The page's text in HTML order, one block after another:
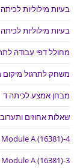
בעיות מילוליות
בעיות מילוליות
מחולל דפי עבודה
משחק לתרגול
מבחן אמצע לכיתה ד
שאלות אחוזים
Module A (16381)-4
Module A (16381)-3